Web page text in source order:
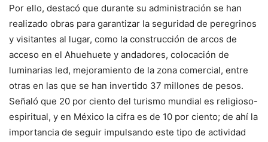
Por ello, destacó que durante su administración se han
realizado obras para garantizar la seguridad de peregrinos
y visitantes al lugar, como la construcción de arcos de
acceso en el Ahuehuete y andadores, colocación de
luminarias led, mejoramiento de la zona comercial, entre
otras en las que se han invertido 37 millones de pesos.
Señaló que 20 por ciento del turismo mundial es religioso-
espiritual, y en México la cifra es de 10 por ciento; de ahí la
importancia de seguir impulsando este tipo de actividad